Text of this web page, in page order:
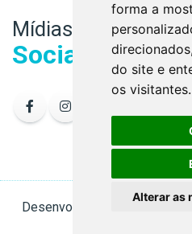
forma a
do site e
os visitantes.
Alterar as
Mídias
Sociais
Desenvolvido por